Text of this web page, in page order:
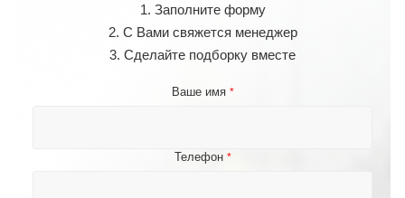
1. Заполните форму
2. С Вами свяжется менеджер
3. Сделайте подборку вместе
Ваше имя *
Телефон *